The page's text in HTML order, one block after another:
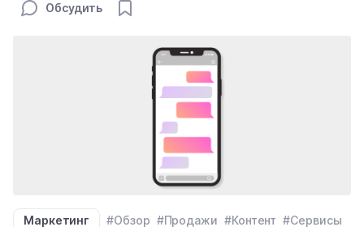
Обсудить
Маркетинг #Обзор #Продажи #Контент #Сервисы